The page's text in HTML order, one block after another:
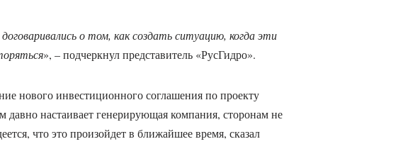
о том, как создать ситуацию, когда эти
», – подчеркнул представитель «РусГидро».
нового инвестиционного соглашения по проекту
давно настаивает генерирующая компания, сторонам не
что это произойдет в ближайшее время, сказал